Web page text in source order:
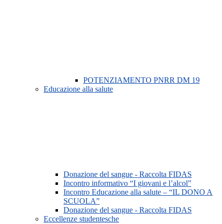
POTENZIAMENTO PNRR DM 19
Educazione alla salute
Donazione del sangue - Raccolta FIDAS
Incontro informativo “I giovani e l’alcol”
Incontro Educazione alla salute – “IL DONO A
SCUOLA”
Donazione del sangue - Raccolta FIDAS
Eccellenze studentesche